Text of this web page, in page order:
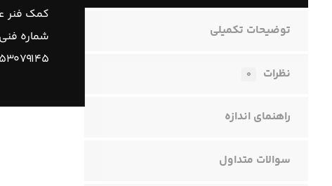
توضیحات تکمیلی
نظرات ۰
راهنمای اندازه
سوالات متداول
کمک فنر
شماره